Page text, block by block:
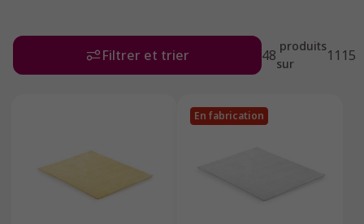
Filtrer et trier 48 produits
sur
1115
En fabrication